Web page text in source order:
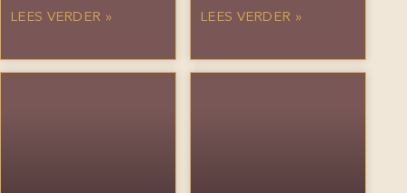
LEES VERDER » LEES VERDER »